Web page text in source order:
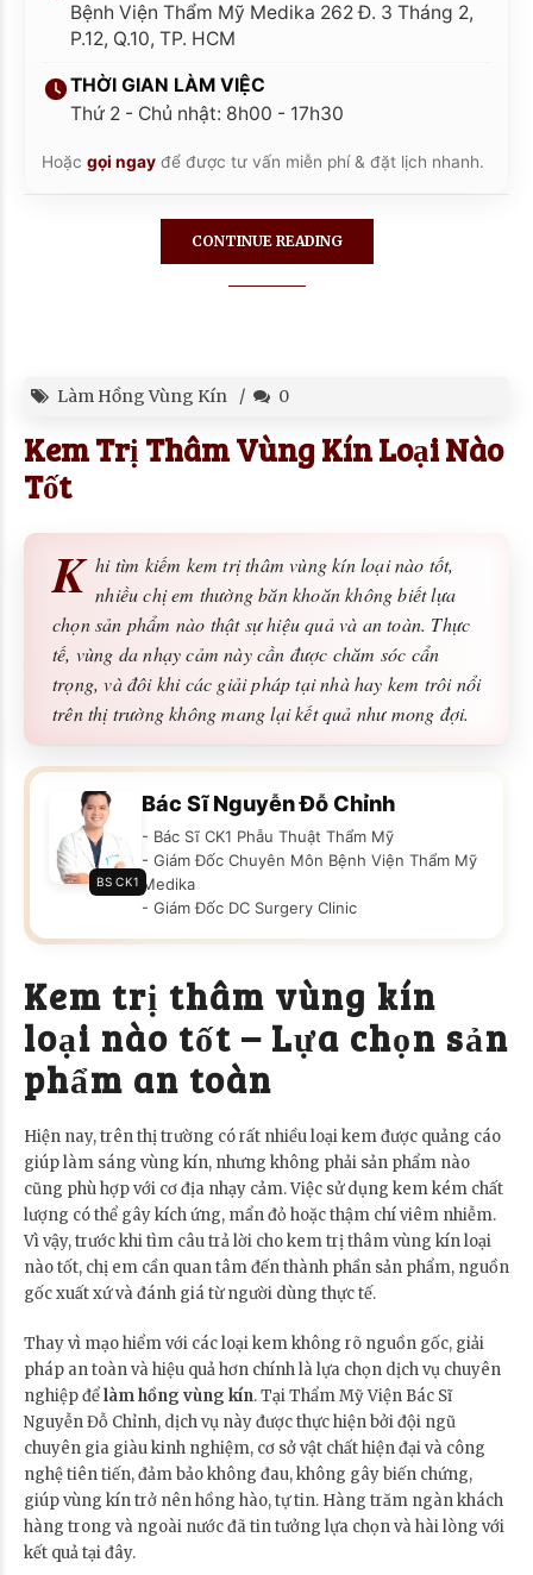
Bệnh Viện Thẩm Mỹ Medika 262 Đ. 3 Tháng 2,
P.12, Q.10, TP. HCM
THỜI GIAN LÀM VIỆC
Thứ 2 - Chủ nhật: 8h00 - 17h30
Hoặc gọi ngay để được tư vấn miễn phí & đặt lịch nhanh.
CONTINUE READING
Làm Hồng Vùng Kín 0
Kem Trị Thâm Vùng Kín Loại Nào
Tốt
K hi tìm kiếm kem trị thâm vùng kín loại nào tốt,
nhiều chị em thường băn khoăn không biết lựa
chọn sản phẩm nào thật sự hiệu quả và an toàn. Thực
tế, vùng da nhạy cảm này cần được chăm sóc cẩn
trọng, và đôi khi các giải pháp tại nhà hay kem trôi nổi
trên thị trường không mang lại kết quả như mong đợi.
BS CK1
Bác Sĩ Nguyễn Đỗ Chỉnh
- Bác Sĩ CK1 Phẫu Thuật Thẩm Mỹ
- Giám Đốc Chuyên Môn Bệnh Viện Thẩm Mỹ
Medika
- Giám Đốc DC Surgery Clinic
Kem trị thâm vùng kín
loại nào tốt – Lựa chọn sản
phẩm an toàn
Hiện nay, trên thị trường có rất nhiều loại kem được quảng cáo
giúp làm sáng vùng kín, nhưng không phải sản phẩm nào
cũng phù hợp với cơ địa nhạy cảm. Việc sử dụng kem kém chất
lượng có thể gây kích ứng, mẩn đỏ hoặc thậm chí viêm nhiễm.
Vì vậy, trước khi tìm câu trả lời cho kem trị thâm vùng kín loại
nào tốt, chị em cần quan tâm đến thành phần sản phẩm, nguồn
gốc xuất xứ và đánh giá từ người dùng thực tế.
Thay vì mạo hiểm với các loại kem không rõ nguồn gốc, giải
pháp an toàn và hiệu quả hơn chính là lựa chọn dịch vụ chuyên
nghiệp đểlàm hồng vùng kín. Tại Thẩm Mỹ Viện Bác Sĩ
Nguyễn Đỗ Chỉnh, dịch vụ này được thực hiện bởi đội ngũ
chuyên gia giàu kinh nghiệm, cơ sở vật chất hiện đại và công
nghệ tiên tiến, đảm bảo không đau, không gây biến chứng,
giúp vùng kín trở nên hồng hào, tự tin. Hàng trăm ngàn khách
hàng trong và ngoài nước đã tin tưởng lựa chọn và hài lòng với
kết quả tại đây.